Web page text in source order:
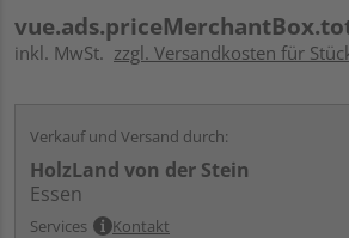
inkl. MwSt. zzgl. Versandkosten für
Verkauf und Versand durch:
HolzLand von der Stein
Essen
Services Kontakt